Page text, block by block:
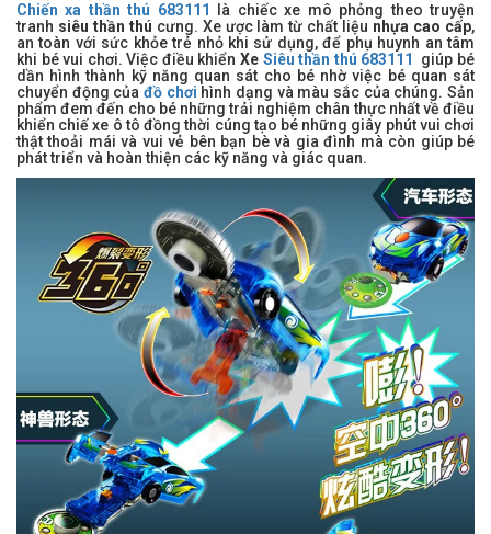
Chiến xa thần thú 683111
là chiếc xe mô phỏng theo truyện
tranh siêu thần thú cưng. Xe ược làm từ chất liệu nhựa cao cấp,
an toàn với sức khỏe trẻ nhỏ khi sử dụng, để phụ huynh an tâm
khi bé vui chơi. Việc điều khiển Xe Siêu thần thú 683111
giúp bé
dần hình thành kỹ năng quan sát cho bé nhờ việc bé quan sát
chuyển động của đồ chơi hình dạng và màu sắc của chúng. Sản
phẩm đem đến cho bé những trải nghiệm chân thực nhất về điều
khiển chiế xe ô tô đồng thời cúng tạo bé những giây phút vui chơi
thật thoải mái và vui vẻ bên bạn bè và gia đình mà còn giúp bé
phát triển và hoàn thiện các kỹ năng và giác quan.